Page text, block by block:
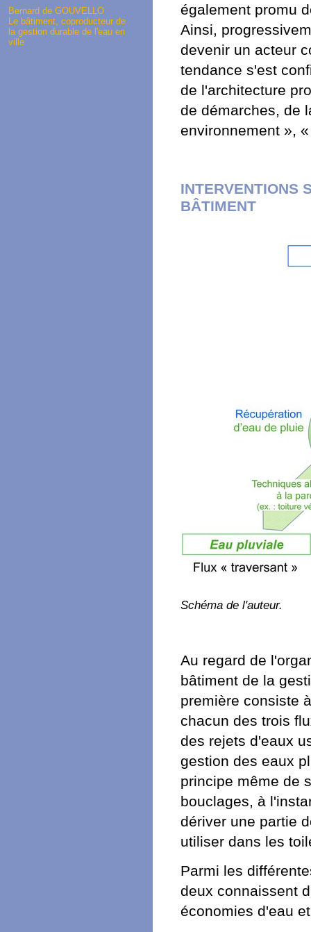
Bernard de GOUVELLO
Le bâtiment, coproducteur de
la gestion durable de l'eau en
ville
également promu
Ainsi,
devenir un acteur
tendance s'est
de l'architecture
de démarches, de
environnement »,
INTERVENTIONS
BÂTIMENT
Schéma de l'auteur.
Au regard de
bâtiment de la
première consiste
chacun des trois
des rejets d'eaux
gestion des eaux
principe même de
bouclages, à
dériver une partie
utiliser dans les
Parmi les
deux connaissent
économies d'eau